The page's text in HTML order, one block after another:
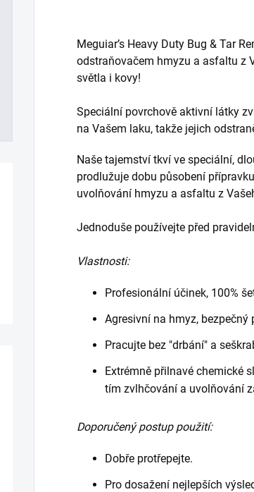
Meguiar’s Heavy Duty Bug & Tar
odstraňovačem hmyzu a asfaltu z
světla i kovy!
Speciální povrchově aktivní látky
na Vašem laku, takže jejich
Naše tajemství tkví ve speciální,
prodlužuje dobu působení
uvolňování hmyzu a asfaltu z
Jednoduše používejte před
Vlastnosti:
Profesionální účinek, 100%
Agresivní na hmyz, bezpečný
Pracujte bez "drbání" a
Extrémně přilnavé chemické
tím zvlhčování a uvolňování
Doporučený postup použití:
Dobře protřepejte.
Pro dosažení nejlepších